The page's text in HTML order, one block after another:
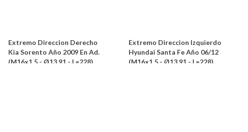
Extremo Direccion Derecho
Kia Sorento Año 2009 En Ad.
(M16x1,5 - Ø13,91 - L=228)
Extremo Direccion Izquierdo
Hyundai Santa Fe Año 06/12
(M16x1,5 - Ø13,91 - L=228)